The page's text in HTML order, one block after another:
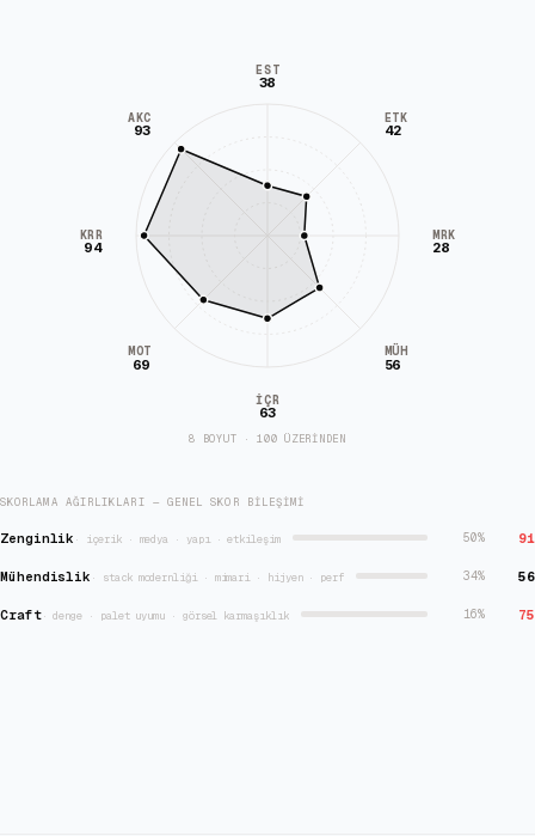
EST
38
ETK
42
MRK
28
MÜH
56
İÇR
63
MOT
69
KRR
94
AKC
93
8 BOYUT · 100 ÜZERİNDEN
SKORLAMA AĞIRLIKLARI — GENEL SKOR BILEŞIMI
Zenginlik · içerik · medya · yapı · etkileşim 50% 91
Mühendislik · stack modernliği · mimari · hijyen · perf 34% 56
Craft·denge · palet uyumu · görsel karmaşıklık 16% 75